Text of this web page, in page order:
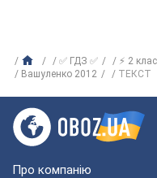
✅ ГДЗ ✅ ⚡ 2 клас
Вашуленко 2012
ТЕКСТ
Про компанію